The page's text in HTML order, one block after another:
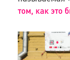
том, как это